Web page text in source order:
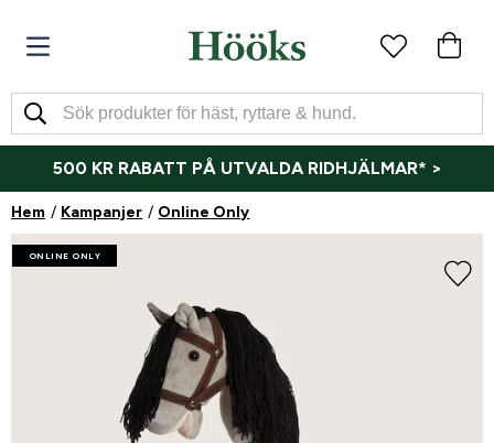
500 KR RABATT PÅ UTVALDA RIDHJÄLMAR* >
Hem Kampanjer Online Only
ONLINE ONLY